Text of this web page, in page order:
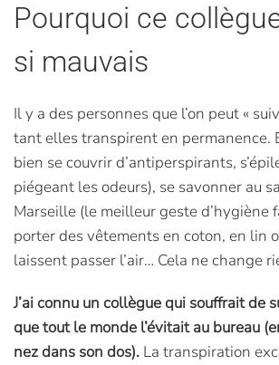
Pourquoi ce
si mauvais
Il y a des personnes que l’on peut «
tant elles transpirent en permanence.
bien se couvrir d’antiperspirants,
piégeant les odeurs), se savonner au
Marseille (le meilleur geste d’hygiène
porter des vêtements en coton, en lin
laissent passer l’air… Cela ne change
J’ai connu un collègue qui souffrait de
que tout le monde l’évitait au bureau
nez dans son dos). La transpiration